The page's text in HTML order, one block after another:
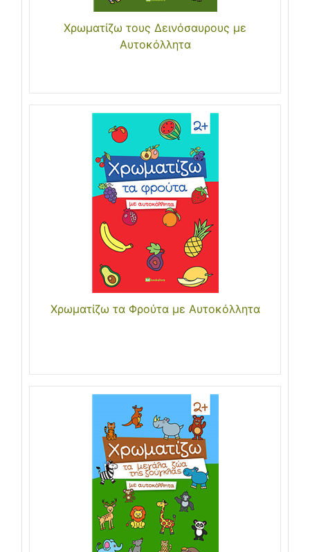
Χρωματίζω τους Δεινόσαυρους με
Αυτοκόλλητα
Χρωματίζω τα Φρούτα με Αυτοκόλλητα